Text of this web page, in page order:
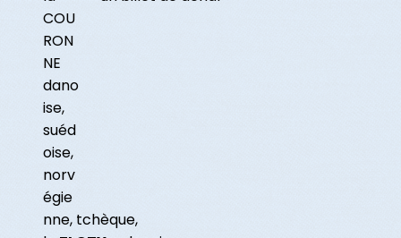
COU
RON
NE
dano
ise,
suéd
oise,
norv
égie
nne, tchèque,